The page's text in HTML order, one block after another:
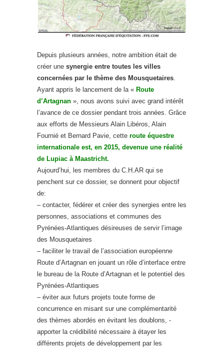
Depuis plusieurs années, notre ambition était de
créer une synergie entre toutes les villes
concernées par le thème des Mousquetaires
Ayant appris le lancement de la « Route
d’Artagnan », nous avons suivi avec grand intérêt
l’avance de ce dossier pendant trois années. Grâce
aux efforts de Messieurs Alain Libéros, Alain
Fournié et Bernard Pavie, cette route équestre
internationale est, en 2015, devenue une réalité
de Lupiac à Maastricht.
Aujourd’hui, les membres du C.H.AR qui se
penchent sur ce dossier, se donnent pour objectif
de:
– contacter, fédérer et créer des synergies entre les
personnes, associations et communes des
Pyrénées-Atlantiques désireuses de servir l’image
des Mousquetaires
– faciliter le travail de l’association européenne
Route d’Artagnan en jouant un rôle d’interface entre
le bureau de la Route d’Artagnan et le potentiel des
Pyrénées-Atlantiques
– éviter aux futurs projets toute forme de
concurrence en misant sur une complémentarité
des thèmes abordés en évitant les doublons, -
apporter la crédibilité nécessaire à étayer les
différents projets de développement par les